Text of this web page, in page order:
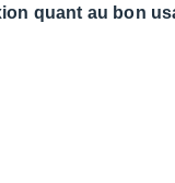
quant au bon